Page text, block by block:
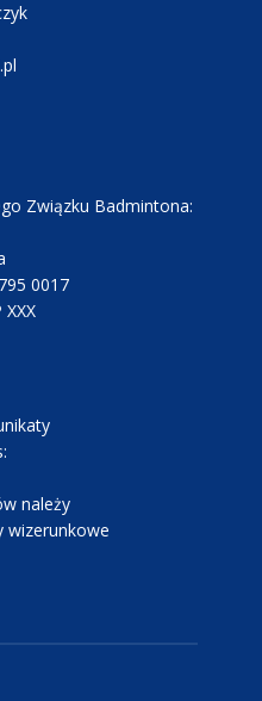
Związku Badmintona:
0017
należy
wizerunkowe